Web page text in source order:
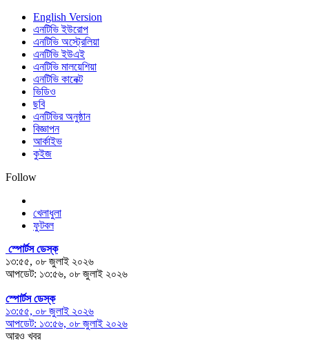
English Version
এনটিভি ইউরোপ
এনটিভি অস্ট্রেলিয়া
এনটিভি ইউএই
এনটিভি মালয়েশিয়া
এনটিভি কানেক্ট
ভিডিও
ছবি
এনটিভির অনুষ্ঠান
বিজ্ঞাপন
আর্কাইভ
কুইজ
Follow
খেলাধুলা
ফুটবল
স্পোর্টস ডেস্ক
১৩:৫৫, ০৮ জুলাই ২০২৬
আপডেট: ১৩:৫৬, ০৮ জুলাই ২০২৬
স্পোর্টস ডেস্ক
১৩:৫৫, ০৮ জুলাই ২০২৬
আপডেট: ১৩:৫৬, ০৮ জুলাই ২০২৬
আরও খবর